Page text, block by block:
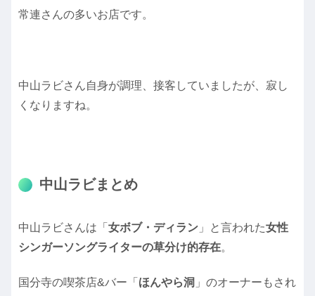
常連さんの多いお店です。
中山ラビさん自身が調理、接客していましたが、寂し
くなりますね。
中山ラビまとめ
中山ラビさんは「 女ボブ・ディラン 」と言われた女性
シンガーソングライターの草分け的存在。
国分寺の喫茶店&バー「 ほんやら洞 」のオーナーもされ